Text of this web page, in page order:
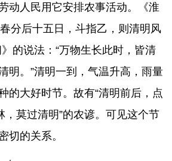
动人民用它安排农事活动。《淮
分后十五日，斗指乙，则清明风
的说法：“万物生长此时，皆清
明。”清明一到，气温升高，雨量
的大好时节。故有“清明前后，点
，莫过清明”的农谚。可见这个节
切的关系。